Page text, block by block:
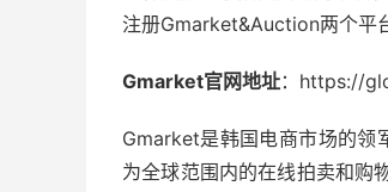
注册Gmarket&Auction两个平
Gmarket官网地址：https://
Gmarket是韩国电商市场的领
为全球范围内的在线拍卖和购